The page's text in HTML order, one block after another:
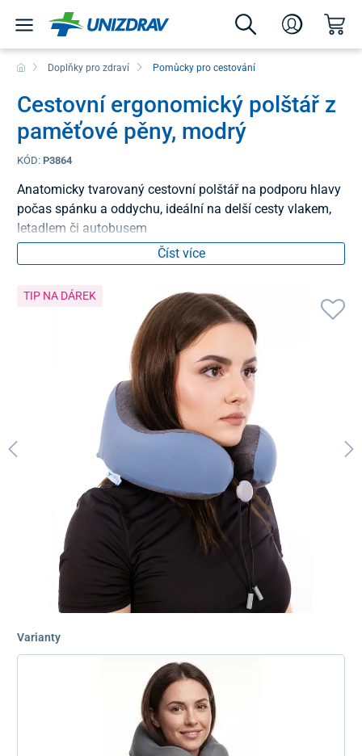
Doplňky pro zdraví Pomůcky pro cestování
Cestovní ergonomický polštář z
paměťové pěny, modrý
KÓD: P3864
Anatomicky tvarovaný cestovní polštář na podporu hlavy
počas spánku a oddychu, ideální na delší cesty vlakem,
letadlem či autobusem
Číst více
TIP NA DÁREK
Varianty